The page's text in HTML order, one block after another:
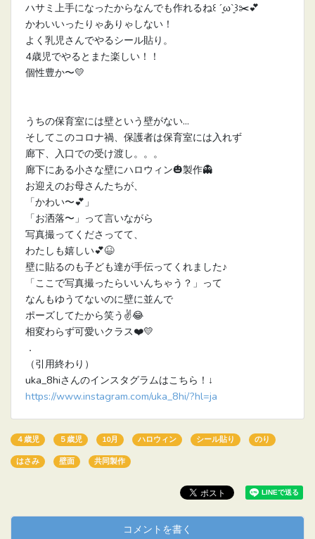
ハサミ上手になったからなんでも作れるね꒰ ´͈ω`͈꒱✂️💕
かわいいったりゃありゃしない！
よく乳児さんでやるシール貼り。
4歳児でやるとまた楽しい！！
個性豊か〜💛
うちの保育室には壁という壁がない…
そしてこのコロナ禍、保護者は保育室には入れず
廊下、入口での受け渡し。。。
廊下にある小さな壁にハロウィン🎃製作👻
お迎えのお母さんたちが、
「かわい〜💕」
「お洒落〜」って言いながら
写真撮ってくださってて、
わたしも嬉しい💕😆
壁に貼るのも子ども達が手伝ってくれました♪
「ここで写真撮ったらいいんちゃう？」って
なんもゆうてないのに壁に並んで
ポーズしてたから笑う✌️😂
相変わらず可愛いクラス❤️💛
．
（引用終わり）
uka_8hiさんのインスタグラムはこちら！↓
https://www.instagram.com/uka_8hi/?hl=ja
４歳児 ５歳児 10月 ハロウィン シール貼り のり
はさみ 壁面 共同製作
コメントを書く